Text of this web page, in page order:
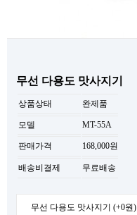
무선 다용도 맛사지기
상품상태 완제품
모델 MT-55A
판매가격 168,000원
배송비결제 무료배송
무선 다용도 맛사지기 (+0원)